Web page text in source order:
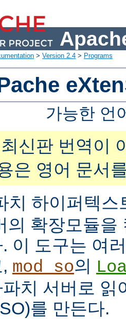
> Version 2.4 > Programs
가능한 언
신판 번역이
은 영어 문서
치 하이퍼텍스
의 확장모듈을
이 도구는 여
mod_so의
치 서버로 읽
를 만든다.